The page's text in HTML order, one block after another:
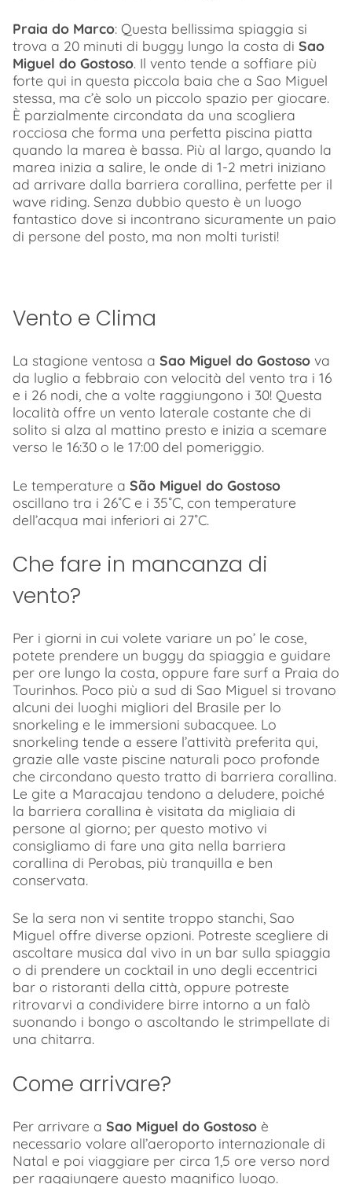
Praia do Marco: Questa bellissima spiaggia si
trova a 20 minuti di buggy lungo la costa di Sao
Miguel do Gostoso. Il vento tende a soffiare più
forte qui in questa piccola baia che a Sao Miguel
stessa, ma c’è solo un piccolo spazio per giocare.
È parzialmente circondata da una scogliera
rocciosa che forma una perfetta piscina piatta
quando la marea è bassa. Più al largo, quando la
marea inizia a salire, le onde di 1-2 metri iniziano
ad arrivare dalla barriera corallina, perfette per il
wave riding. Senza dubbio questo è un luogo
fantastico dove si incontrano sicuramente un paio
di persone del posto, ma non molti turisti!
Vento e Clima
La stagione ventosa a Sao Miguel do Gostoso va
da luglio a febbraio con velocità del vento tra i 16
e i 26 nodi, che a volte raggiungono i 30! Questa
località offre un vento laterale costante che di
solito si alza al mattino presto e inizia a scemare
verso le 16:30 o le 17:00 del pomeriggio.
Le temperature a São Miguel do Gostoso
oscillano tra i 26˚C e i 35˚C, con temperature
dell’acqua mai inferiori ai 27˚C.
Che fare in mancanza di
vento?
Per i giorni in cui volete variare un po’ le cose,
potete prendere un buggy da spiaggia e guidare
per ore lungo la costa, oppure fare surf a Praia do
Tourinhos. Poco più a sud di Sao Miguel si trovano
alcuni dei luoghi migliori del Brasile per lo
snorkeling e le immersioni subacquee. Lo
snorkeling tende a essere l’attività preferita qui,
grazie alle vaste piscine naturali poco profonde
che circondano questo tratto di barriera corallina.
Le gite a Maracajau tendono a deludere, poiché
la barriera corallina è visitata da migliaia di
persone al giorno; per questo motivo vi
consigliamo di fare una gita nella barriera
corallina di Perobas, più tranquilla e ben
conservata.
Se la sera non vi sentite troppo stanchi, Sao
Miguel offre diverse opzioni. Potreste scegliere di
ascoltare musica dal vivo in un bar sulla spiaggia
o di prendere un cocktail in uno degli eccentrici
bar o ristoranti della città, oppure potreste
ritrovarvi a condividere birre intorno a un falò
suonando i bongo o ascoltando le strimpellate di
una chitarra.
Come arrivare?
Per arrivare a Sao Miguel do Gostoso è
necessario volare all’aeroporto internazionale di
Natal e poi viaggiare per circa 1,5 ore verso nord
per raggiungere questo magnifico luogo.